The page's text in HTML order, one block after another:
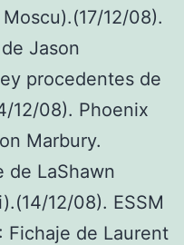
12/08).
Jason
procedentes de
12/08). Phoenix
Marbury.
de LaShawn
12/08). ESSM
Fichaje de Laurent